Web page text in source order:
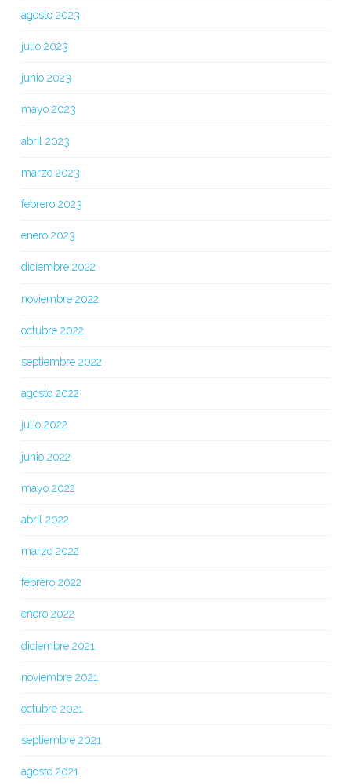
agosto 2023
julio 2023
junio 2023
mayo 2023
abril 2023
marzo 2023
febrero 2023
enero 2023
diciembre 2022
noviembre 2022
octubre 2022
septiembre 2022
agosto 2022
julio 2022
junio 2022
mayo 2022
abril 2022
marzo 2022
febrero 2022
enero 2022
diciembre 2021
noviembre 2021
octubre 2021
septiembre 2021
agosto 2021